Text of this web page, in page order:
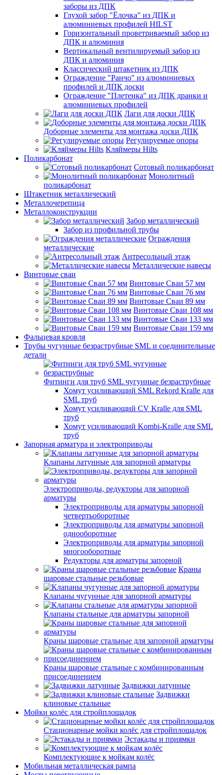
заборы из ДПК
Глухой забор "Ёлочка" из ДПК и
алюминиевых профилей HILST
Горизонтальный проветриваемый забор из
ДПК и алюминия
Вертикальный вентилируемый забор из
ДПК и алюминия
Классический штакетник из ДПК
Ограждение "Ранчо" из алюминиевых
профилей и ДПК доски
Ограждение "Плетенка" из ДПК дранки и
алюминиевых профилей
Лаги для доски ДПК
Доборные элементы для монтажа доски ДПК
Регулируемые опоры
Кляймеры Hilts
Поликарбонат
Сотовый поликарбонат
Монолитный
поликарбонат
Штакетник металлический
Металлочерепица
Металлоконструкции
Забор металлический
Забор из профильной трубы
Ограждения
металлические
Антресольный этаж
Металлические навесы
Винтовые сваи
Винтовые Сваи 57 мм
Винтовые Сваи 76 мм
Винтовые Сваи 89 мм
Винтовые Сваи 108 мм
Винтовые Сваи 133 мм
Винтовые Сваи 159 мм
Фальцевая кровля
Трубы чугунные безраструбные SML и соединительные
детали
Фитинги для труб SML чугунные безраструбные
Хомут усиливающий SML Rekord Kralle для
SML труб
Хомут усиливающий CV Kralle для SML
труб
Хомут усиливающий Kombi-Kralle для SML
труб
Запорная арматура и электроприводы
Клапаны латунные для запорной арматуры
Электроприводы, редукторы для запорной
арматуры
Электроприводы для арматуры запорной
четвертьоборотные
Электроприводы для арматуры запорной
однооборотные
Электроприводы для арматуры запорной
многооборотные
Редукторы для арматуры запорной
Краны
шаровые стальные резьбовые
Клапаны чугунные для запорной арматуры
Клапаны стальные для арматуры запорной
Краны шаровые стальные для запорной арматуры
Краны шаровые стальные с комбинированным
присоединением
Задвижки латунные
Задвижки
клиновые стальные
Мойки колёс для стройплощадок
Стационарные мойки колёс для стройплощадок
Эстакады и приямки
Комплектующие к мойкам колёс
Мобильная металлическая рампа